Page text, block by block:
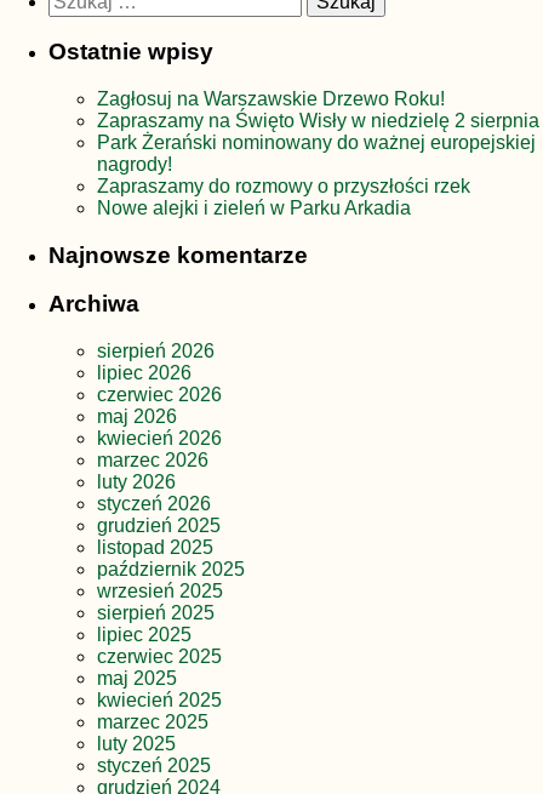
Ostatnie wpisy
Zagłosuj na Warszawskie Drzewo Roku!
Zapraszamy na Święto Wisły w niedzielę 2 sierpnia
Park Żerański nominowany do ważnej europejskiej
nagrody!
Zapraszamy do rozmowy o przyszłości rzek
Nowe alejki i zieleń w Parku Arkadia
Najnowsze komentarze
Archiwa
sierpień 2026
lipiec 2026
czerwiec 2026
maj 2026
kwiecień 2026
marzec 2026
luty 2026
styczeń 2026
grudzień 2025
listopad 2025
październik 2025
wrzesień 2025
sierpień 2025
lipiec 2025
czerwiec 2025
maj 2025
kwiecień 2025
marzec 2025
luty 2025
styczeń 2025
grudzień 2024